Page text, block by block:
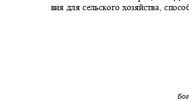
вия для сельского хозяйства,